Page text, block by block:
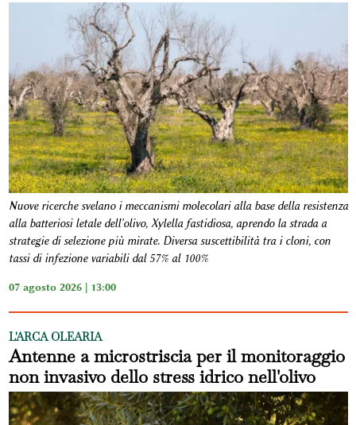
Nuove ricerche svelano i meccanismi molecolari alla base della resistenza
alla batteriosi letale dell'olivo, Xylella fastidiosa, aprendo la strada a
strategie di selezione più mirate. Diversa suscettibilità tra i cloni, con
tassi di infezione variabili dal 57% al 100%
07 agosto 2026 | 13:00
L'ARCA OLEARIA
Antenne a microstriscia per il monitoraggio
non invasivo dello stress idrico nell'olivo